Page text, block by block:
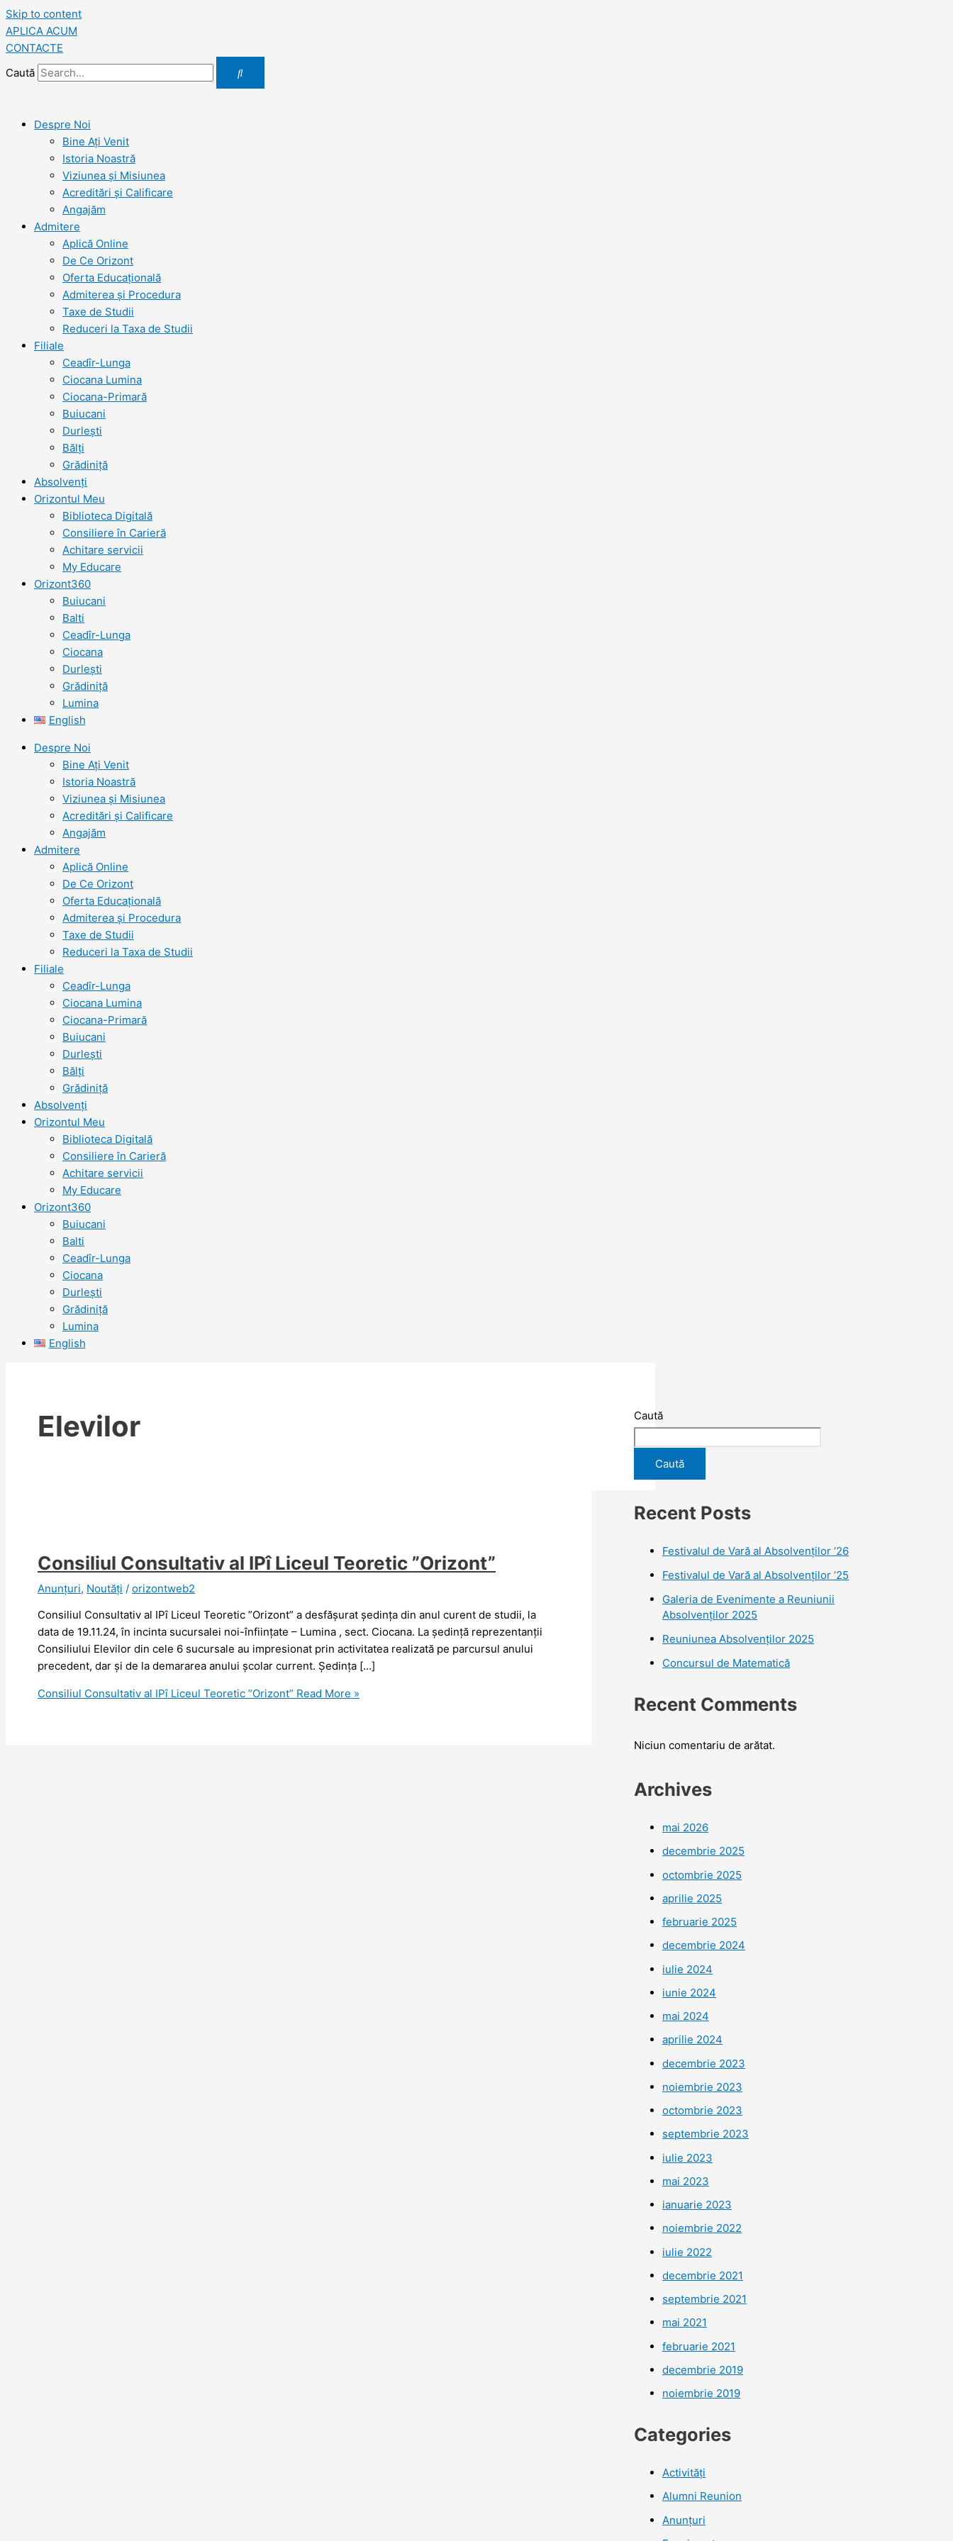
Skip to content
APLICA ACUM
CONTACTE
Caută
Despre Noi
Bine Ați Venit
Istoria Noastră
Viziunea şi Misiunea
Acreditări şi Calificare
Angajăm
Admitere
Aplică Online
De Ce Orizont
Oferta Educațională
Admiterea și Procedura
Taxe de Studii
Reduceri la Taxa de Studii
Filiale
Ceadîr-Lunga
Ciocana Lumina
Ciocana-Primară
Buiucani
Durlești
Bălți
Grădiniță
Absolvenți
Orizontul Meu
Biblioteca Digitală
Consiliere în Carieră
Achitare servicii
My Educare
Orizont360
Buiucani
Balti
Ceadîr-Lunga
Ciocana
Durlești
Grădiniță
Lumina
English
Despre Noi
Bine Ați Venit
Istoria Noastră
Viziunea şi Misiunea
Acreditări şi Calificare
Angajăm
Admitere
Aplică Online
De Ce Orizont
Oferta Educațională
Admiterea și Procedura
Taxe de Studii
Reduceri la Taxa de Studii
Filiale
Ceadîr-Lunga
Ciocana Lumina
Ciocana-Primară
Buiucani
Durlești
Bălți
Grădiniță
Absolvenți
Orizontul Meu
Biblioteca Digitală
Consiliere în Carieră
Achitare servicii
My Educare
Orizont360
Buiucani
Balti
Ceadîr-Lunga
Ciocana
Durlești
Grădiniță
Lumina
English
Elevilor
Consiliul Consultativ al IPî Liceul Teoretic ”Orizont”
Anunțuri, Noutăţi / orizontweb2
Consiliul Consultativ al IPî Liceul Teoretic ”Orizont” a desfășurat ședința din anul curent de studii, la
data de 19.11.24, în incinta sucursalei noi-înființate – Lumina , sect. Ciocana. La ședință reprezentanții
Consiliului Elevilor din cele 6 sucursale au impresionat prin activitatea realizată pe parcursul anului
precedent, dar și de la demararea anului școlar current. Ședința […]
Consiliul Consultativ al IPî Liceul Teoretic ”Orizont” Read More »
Caută
Caută
Recent Posts
Festivalul de Vară al Absolvenților ’26
Festivalul de Vară al Absolvenților ’25
Galeria de Evenimente a Reuniunii
Absolvenților 2025
Reuniunea Absolvenților 2025
Concursul de Matematică
Recent Comments
Niciun comentariu de arătat.
Archives
mai 2026
decembrie 2025
octombrie 2025
aprilie 2025
februarie 2025
decembrie 2024
iulie 2024
iunie 2024
mai 2024
aprilie 2024
decembrie 2023
noiembrie 2023
octombrie 2023
septembrie 2023
iulie 2023
mai 2023
ianuarie 2023
noiembrie 2022
iulie 2022
decembrie 2021
septembrie 2021
mai 2021
februarie 2021
decembrie 2019
noiembrie 2019
Categories
Activități
Alumni Reunion
Anunțuri